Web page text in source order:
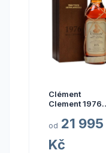
Clément
Clement 1976
od 21 995
Kč